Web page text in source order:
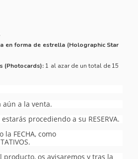
en forma de estrella (Holographic Star
(Photocards): 1 al azar de un total de 15
aún a la venta.
procediendo a su RESERVA.
la FECHA, como
producto, os avisaremos y tras la